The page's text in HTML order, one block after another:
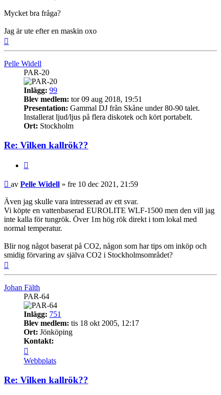
Mycket bra fråga?
Jag är ute efter en maskin oxo
Pelle Widell
PAR-20
Inlägg: 99
Blev medlem: tor 09 aug 2018, 19:51
Presentation: Gammal DJ från Skåne under 80-90 talet.
Installerat ljud/ljus på flera diskotek och kört portabelt.
Ort: Stockholm
Re: Vilken kallrök??
Inlägg
av Pelle Widell » fre 10 dec 2021, 21:59
Även jag skulle vara intresserad av ett svar.
Vi köpte en vattenbaserad EUROLITE WLF-1500 men den vill jag
inte kalla för tungrök. Över 1m hög rök direkt i tom lokal med
normal temperatur.
Blir nog något baserat på CO2, någon som har tips om inköp och
smidig förvaring av själva CO2 i Stockholmsområdet?
Johan Fälth
PAR-64
Inlägg: 751
Blev medlem: tis 18 okt 2005, 12:17
Ort: Jönköping
Kontakt:
Johan
Fälth
Webbplats
Re: Vilken kallrök??